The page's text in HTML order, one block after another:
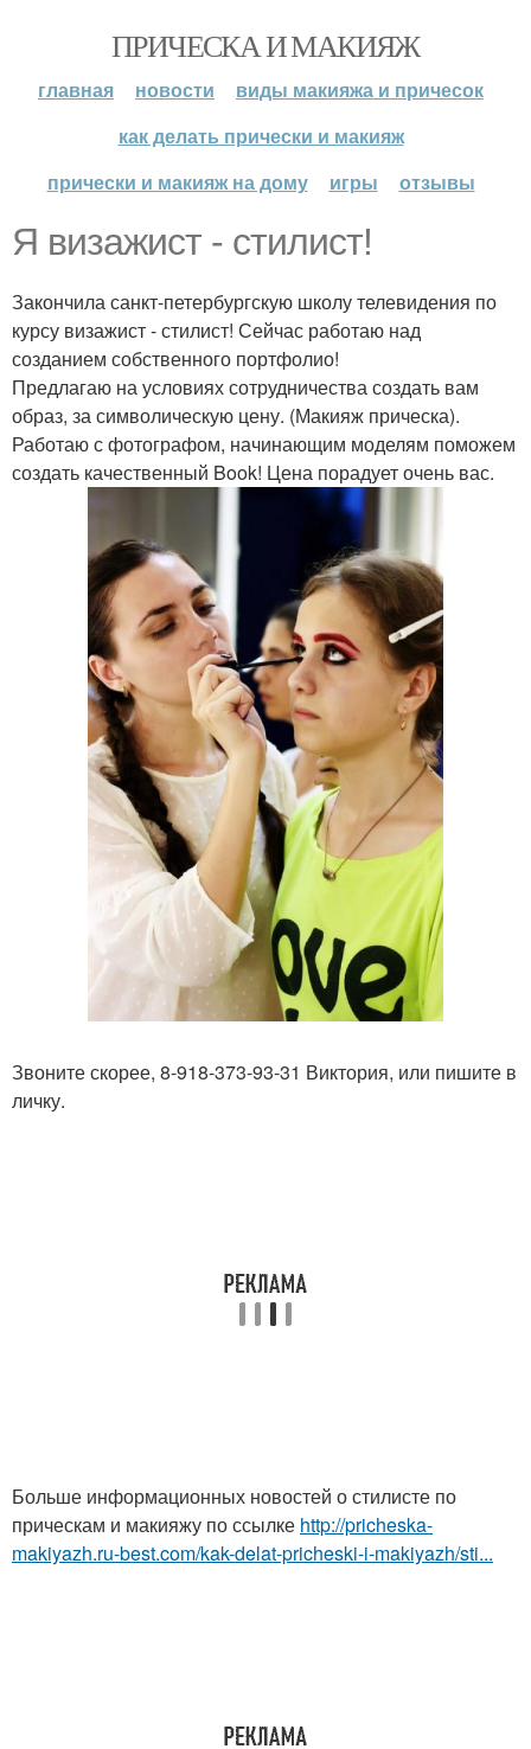
ПРИЧЕСКА И МАКИЯЖ
главная новости
виды макияжа и причесок
как делать прически и макияж
прически и макияж на дому
игры отзывы
Я визажист - стилист!
Закончила санкт-петербургскую школу телевидения по
курсу визажист - стилист! Сейчас работаю над
созданием собственного портфолио!
Предлагаю на условиях сотрудничества создать вам
образ, за символическую цену. (Макияж прическа).
Работаю с фотографом, начинающим моделям поможем
создать качественный Book! Цена порадует очень вас.
Звоните скорее, 8-918-373-93-31 Виктория, или пишите в
личку.
Больше информационных новостей о стилисте по
прическам и макияжу по ссылке http://pricheska-
makiyazh.ru-best.com/kak-delat-pricheski-i-makiyazh/sti...